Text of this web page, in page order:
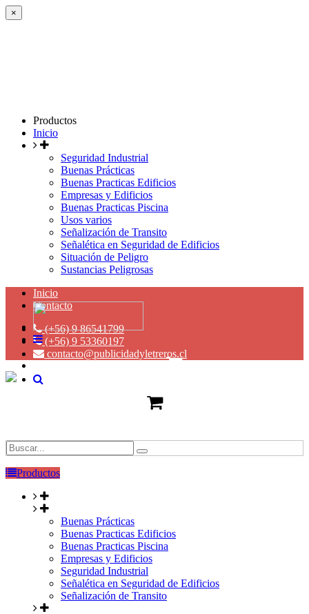
×
Productos
Inicio
Seguridad Industrial
Buenas Prácticas
Buenas Practicas Edificios
Empresas y Edificios
Buenas Practicas Piscina
Usos varios
Señalización de Transito
Señalética en Seguridad de Edificios
Situación de Peligro
Sustancias Peligrosas
Inicio
Contacto
(+56) 9 86541799
(+56) 9 53360197
contacto@publicidadyletreros.cl
Productos
Buenas Prácticas
Buenas Practicas Edificios
Buenas Practicas Piscina
Empresas y Edificios
Seguridad Industrial
Señalética en Seguridad de Edificios
Señalización de Transito